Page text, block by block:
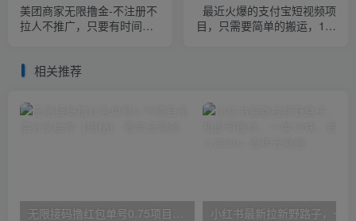
美团商家无限撸金-不注册不
拉人不推广，只要有时间一
最近火爆的支付宝短视频项
目，只需要简单的搬运，1万
相关推荐
无限接码撸红包单号0.75项目无偿分享给你【揭秘】